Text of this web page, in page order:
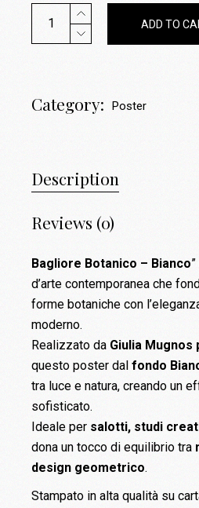
Bagliore Botanico Bianco,
ADD TO
Category: Poster
Description
Reviews (0)
Bagliore Botanico – Bianco
d’arte contemporanea che
forme botaniche con
moderno.
Realizzato da Giulia Mugnos
questo poster dalfondo
tra luce e natura, creando un
sofisticato.
Ideale per salotti, studi
dona un tocco di equilibrio tra
design geometrico.
Stampato in alta qualità su